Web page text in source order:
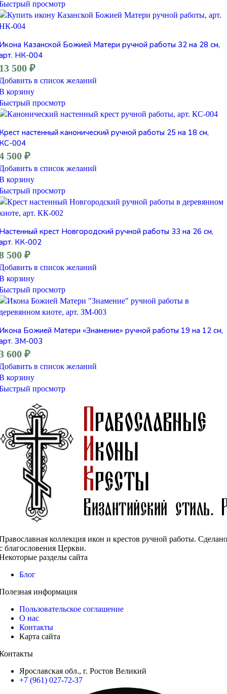
просмотр
Казанской Божией Матери ручной работы 32 на 28 см,
НК-004
500 ₽
в список желаний
корзину
просмотр
настенный канонический ручной работы 25 на 18 см,
004
500 ₽
в список желаний
корзину
просмотр
крест Новгородский ручной работы 33 на 26 см,
КК-002
500 ₽
в список желаний
корзину
просмотр
Божией Матери «Знамение» ручной работы 19 на 12 см,
ЗМ-003
600 ₽
в список желаний
корзину
просмотр
коллекция икон и крестов ручной работы. Сделано
благословения Церкви.
разделы сайта
Блог
информация
Пользовательское соглашение
О нас
Контакты
Карта сайта
Ярославская обл., г. Ростов Великий
+7 (961) 027-72-37